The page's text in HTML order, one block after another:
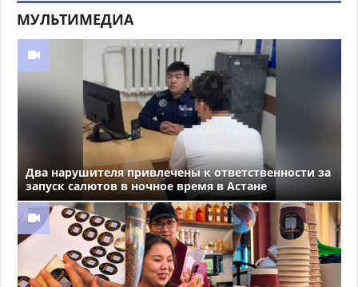
МУЛЬТИМЕДИА
Два нарушителя привлечены к ответственности за
запуск салютов в ночное время в Астане